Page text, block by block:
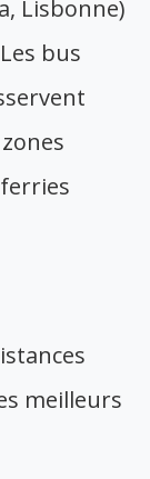
Lisbonne)
bus
meilleurs